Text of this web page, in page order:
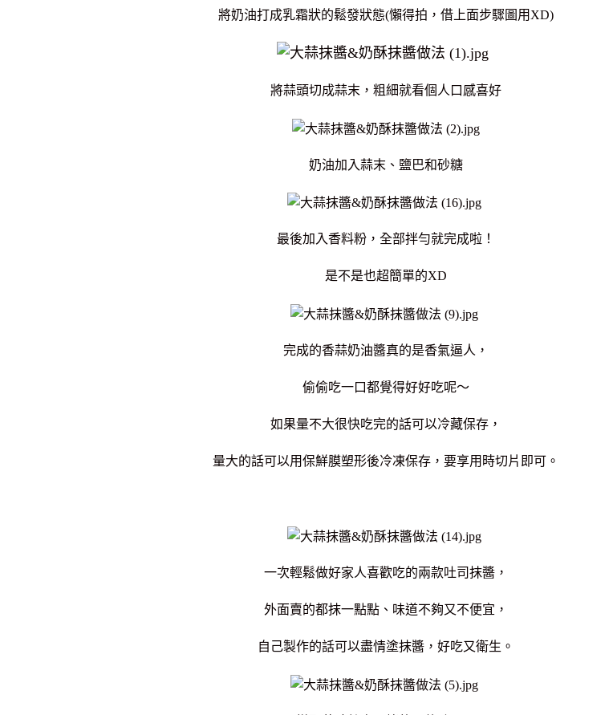
將奶油打成乳霜狀的鬆發狀態(懶得拍，借上面步驟圖用XD)
將蒜頭切成蒜末，粗細就看個人口感喜好
奶油加入蒜末、鹽巴和砂糖
最後加入香料粉，全部拌勻就完成啦！
是不是也超簡單的XD
完成的香蒜奶油醬真的是香氣逼人，
偷偷吃一口都覺得好好吃呢～
如果量不大很快吃完的話可以冷藏保存，
量大的話可以用保鮮膜塑形後冷凍保存，要享用時切片即可。
一次輕鬆做好家人喜歡吃的兩款吐司抹醬，
外面賣的都抹一點點、味道不夠又不便宜，
自己製作的話可以盡情塗抹醬，好吃又衛生。